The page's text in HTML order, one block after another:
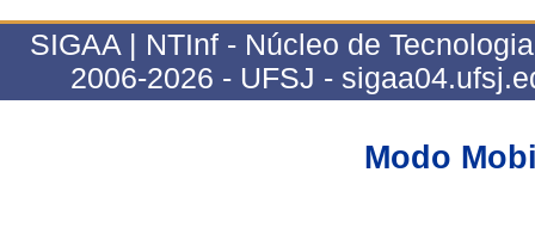
SIGAA | NTInf - Núcleo de
2006-2026 - UFSJ -
Modo